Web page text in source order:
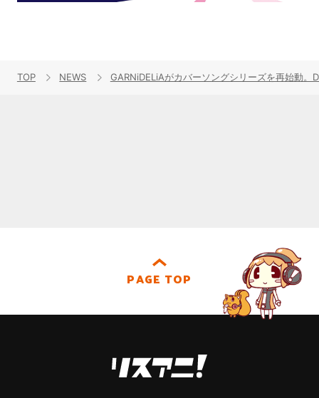
TOP NEWS GARNiDELiAがカバーソングシリーズを再始動
PAGE TOP